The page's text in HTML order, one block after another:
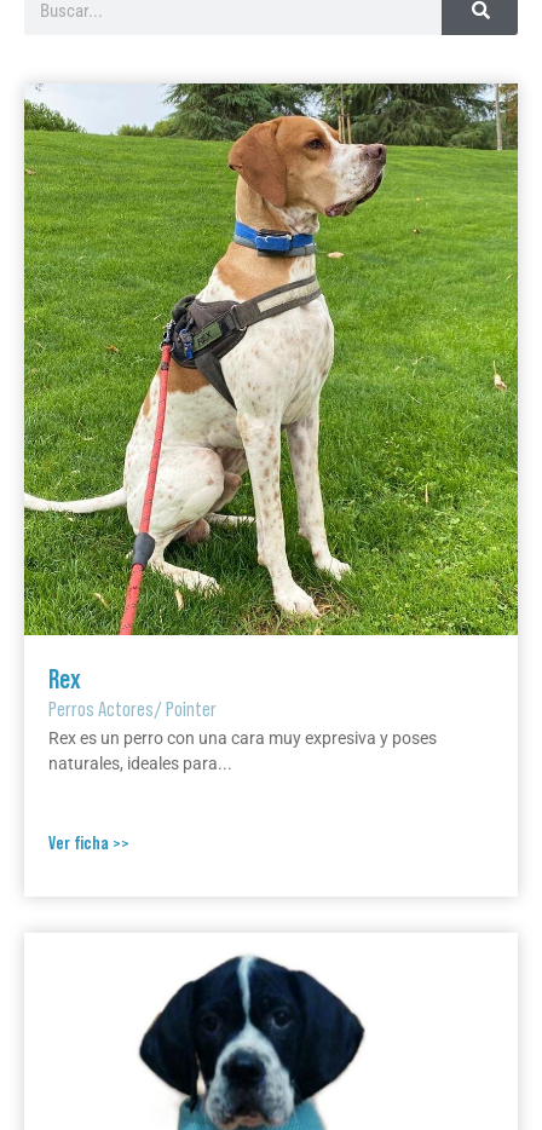
Rex
Perros Actores/Pointer
Rex es un perro con una cara muy expresiva y poses
naturales, ideales para...
Ver ficha >>